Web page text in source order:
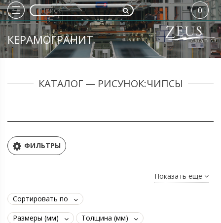
КЕРАМОГРАНИТ
0
КАТАЛОГ — РИСУНОК:ЧИПСЫ
ФИЛЬТРЫ
Показать еще
Сортировать по
Размеры (мм) Толщина (мм)